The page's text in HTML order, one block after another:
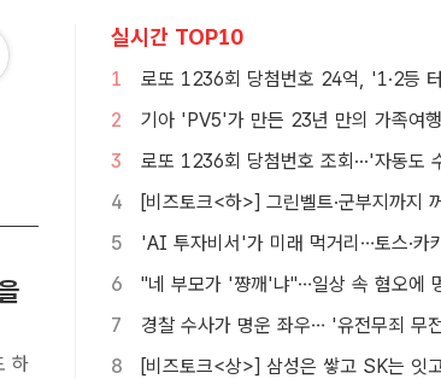
하
실시간 TOP10
1
2
3
4
5
6
7
8